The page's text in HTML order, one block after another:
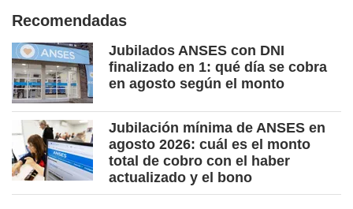
Recomendadas
Jubilados ANSES con DNI
finalizado en 1: qué día se cobra
en agosto según el monto
Jubilación mínima de ANSES en
agosto 2026: cuál es el monto
total de cobro con el haber
actualizado y el bono